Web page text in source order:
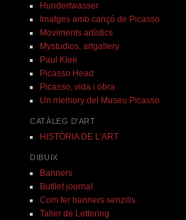
Hundertwasser
Imatges amb cançó de Picasso
Moviments artístics
Mystudios, artgallery
Paul Klee
Picasso Head
Picasso, vida i obra
Un memory del Museu Picasso
CATÀLEG D'ART
HISTÒRIA DE L'ART
DIBUIX
Banners
Butllet journal
Com fer banners senzills
Taller de Lettering